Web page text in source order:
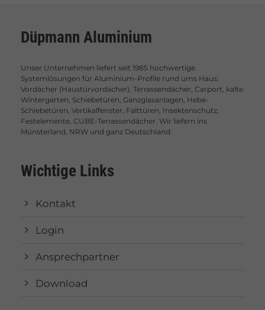
Düpmann Aluminium
Unser Unternehmen liefert seit 1985 hochwertige
Systemlösungen für Aluminium-Profile rund ums Haus:
Vordächer (Haustürvordächer), Terrassendächer, Carport, kalte
Wintergarten, Schiebetüren, Ganzglasanlagen, Hebe-
Schiebetüren, Vertikalfenster, Falttüren, Insektenschutz,
Festelemente, CUBE-Terrassendächer. Wir liefern ins
Münsterland, NRW und ganz Deutschland.
Wichtige Links
Kontakt
Login
Ansprechpartner
Download